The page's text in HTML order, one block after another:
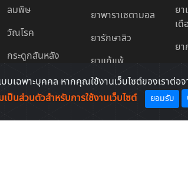
เฉพาะบุคคล หากคุณใช้งานเว็บไซต์ของเราต่อจ
ป็นส่วนตัวสำหรับการใช้งานเว็บไซต์ ยอมรับ
ลมพิษ
วัณโรค
กระดูกสันหลัง
มือเท้าปาก
ยาพาราเซตามอล
ยารักษาสิว
ยาแก้แพ้
ยาทาแก้คัน
ยา
เดื
ย
ยา